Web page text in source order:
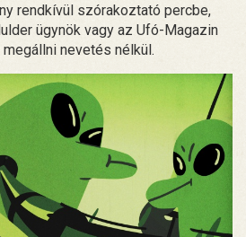
rendkívül szórakoztató percbe,
ügynök vagy az Ufó-Magazin
nevetés nélkül.